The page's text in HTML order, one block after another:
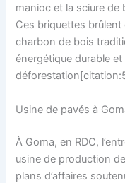
manioc et la sciure
Ces briquettes
charbon de bois
énergétique durable
Usine de pavés à
À Goma, en RDC,
usine de production
plans d’affaires